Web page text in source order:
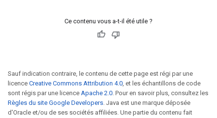
Ce contenu vous a-t-il été utile ?
Sauf indication contraire, le contenu de cette page est régi par une
licence Creative Commons Attribution 4.0, et les échantillons de code
sont régis par une licence Apache 2.0. Pour en savoir plus, consultez les
Règles du site Google Developers. Java est une marque déposée
d'Oracle et/ou de ses sociétés affiliées. Une partie du contenu fait